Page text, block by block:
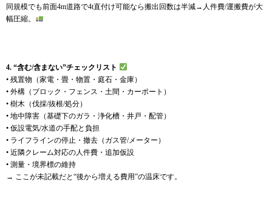
同規模でも前面4m道路で4t直付け可能なら搬出回数は半減→人件費/運搬費が大
幅圧縮。
4. “含む/含まない”チェックリスト
• 残置物（家電・畳・物置・庭石・金庫）
• 外構（ブロック・フェンス・土間・カーポート）
• 樹木（伐採/抜根/処分）
• 地中障害（基礎下のガラ・浄化槽・井戸・配管）
• 仮設電気/水道の手配と負担
• ライフラインの停止・撤去（ガス管/メーター）
• 近隣クレーム対応の人件費・追加仮設
• 測量・境界標の維持
→ ここが未記載だと“後から増える費用”の温床です。